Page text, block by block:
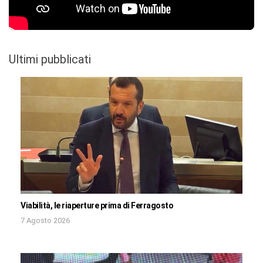
Ultimi pubblicati
Viabilità, le riaperture prima di Ferragosto
7 Agosto 2026